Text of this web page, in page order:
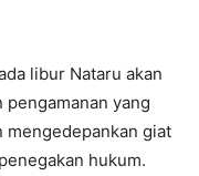
libur Nataru akan
yang
mengedepankan giat
hukum.